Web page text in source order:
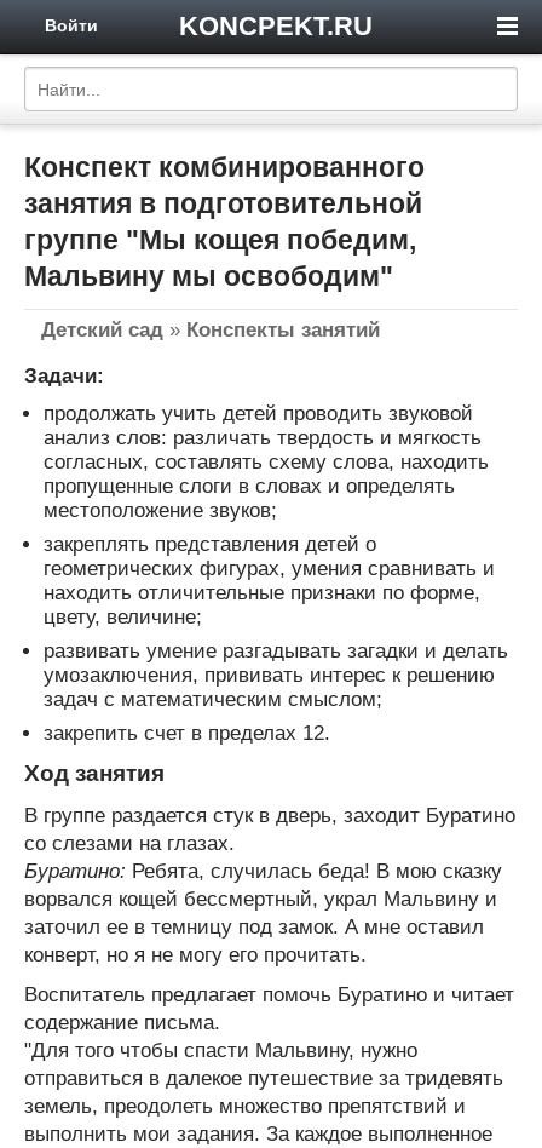
KONCPEKT.RU
Войти
Конспект комбинированного
занятия в подготовительной
группе "Мы кощея победим,
Мальвину мы освободим"
Детский сад » Конспекты занятий
Задачи:
продолжать учить детей проводить звуковой
анализ слов: различать твердость и мягкость
согласных, составлять схему слова, находить
пропущенные слоги в словах и определять
местоположение звуков;
закреплять представления детей о
геометрических фигурах, умения сравнивать и
находить отличительные признаки по форме,
цвету, величине;
развивать умение разгадывать загадки и делать
умозаключения, прививать интерес к решению
задач с математическим смыслом;
закрепить счет в пределах 12.
Ход занятия
В группе раздается стук в дверь, заходит Буратино
со слезами на глазах.
Буратино: Ребята, случилась беда! В мою сказку
ворвался кощей бессмертный, украл Мальвину и
заточил ее в темницу под замок. А мне оставил
конверт, но я не могу его прочитать.
Воспитатель предлагает помочь Буратино и читает
содержание письма.
"Для того чтобы спасти Мальвину, нужно
отправиться в далекое путешествие за тридевять
земель, преодолеть множество препятствий и
выполнить мои задания. За каждое выполненное